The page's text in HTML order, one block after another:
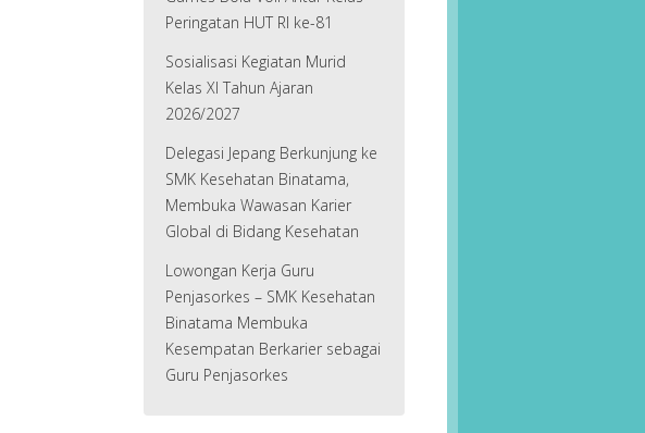
Peringatan HUT RI ke-81
Sosialisasi Kegiatan Murid
Kelas XI Tahun Ajaran
2026/2027
Delegasi Jepang Berkunjung ke
SMK Kesehatan Binatama,
Membuka Wawasan Karier
Global di Bidang Kesehatan
Lowongan Kerja Guru
Penjasorkes – SMK Kesehatan
Binatama Membuka
Kesempatan Berkarier sebagai
Guru Penjasorkes